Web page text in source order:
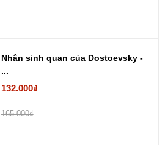
Nhân sinh quan của Dostoevsky -
...
132.000₫
165.000₫